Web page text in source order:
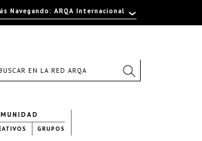
GRUPOS
Navegando: ARQA Internacional